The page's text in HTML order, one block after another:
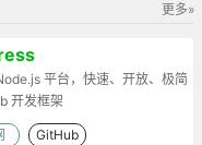
更多»
平台，快速、开放、极简
开发框架
GitHub